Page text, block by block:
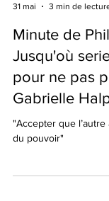
31 mai
3 min de
Minute de
Jusqu'où
pour ne pas
Gabrielle
"Accepter que l’autre
du pouvoir"